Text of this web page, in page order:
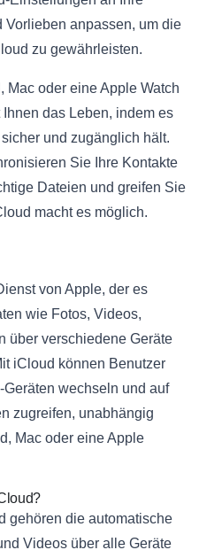
anpassen, um die
zu gewährleisten.
Mac oder eine Apple Watch
das Leben, indem es
und zugänglich hält.
Sie Ihre Kontakte
Dateien und greifen Sie
macht es möglich.
von Apple, der es
wie Fotos, Videos,
über verschiedene Geräte
iCloud können Benutzer
wechseln und auf
zugreifen, unabhängig
Mac oder eine Apple
gehören die automatische
Videos über alle Geräte